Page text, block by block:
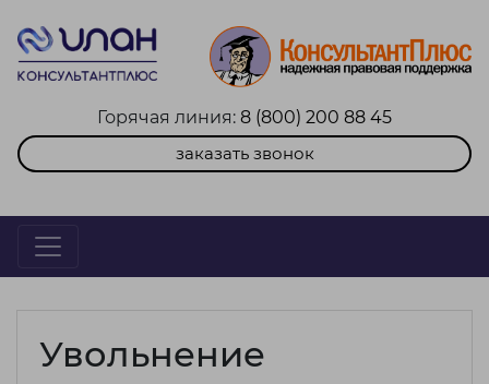
Горячая линия: 8 (800) 200 88 45
заказать звонок
Увольнение